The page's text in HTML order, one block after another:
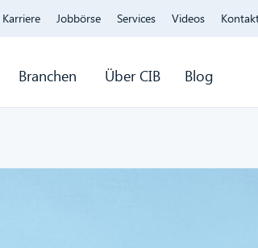
Karriere Jobbörse Services Videos
Branchen Über CIB Blog